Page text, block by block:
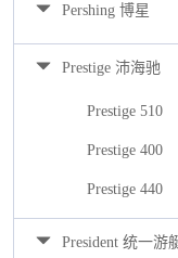
Pershing 博星
Prestige 沛海驰
Prestige 510
Prestige 400
Prestige 440
President 统一游